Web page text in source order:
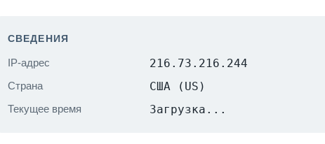
СВЕДЕНИЯ
IP-адрес 216.73.216.244
Страна США (US)
Текущее время Загрузка...